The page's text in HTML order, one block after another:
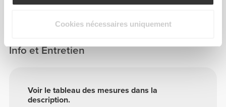
Cookies nécessaires uniquement
Info et Entretien
Voir le tableau des mesures dans la
description.